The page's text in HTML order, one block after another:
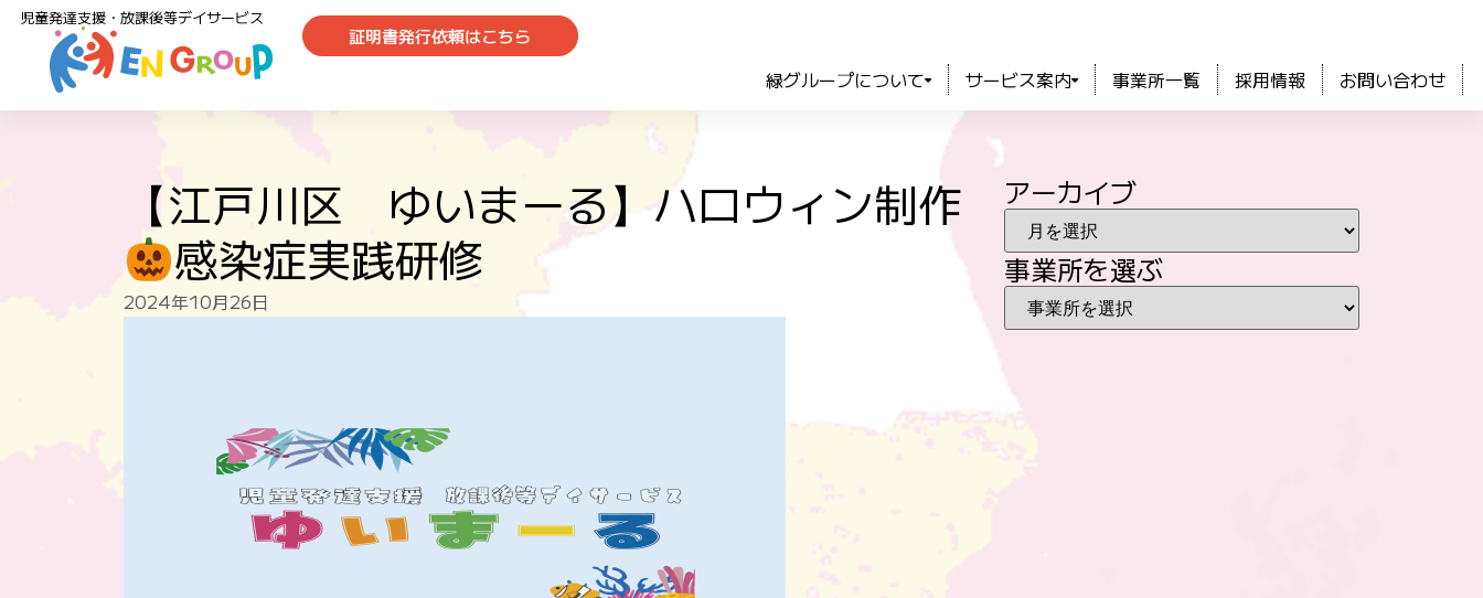
児童発達支援・放課後等デイサービス
証明書発行依頼はこちら
緑グループについて サービス案内 事業所一覧 採用情報 お問い合わせ
【江戸川区 ゆいまーる】ハロウィン制作
感染症実践研修
2024年10月26日
アーカイブ
事業所を選ぶ